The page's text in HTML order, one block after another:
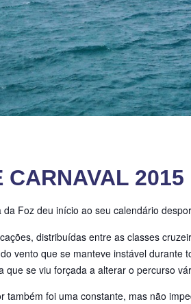
CARNAVAL 2015
Foz deu início ao seu calendário
distribuídas entre as classes
vento que se manteve instável
que se viu forçada a alterar o percurso
foi uma constante, mas não